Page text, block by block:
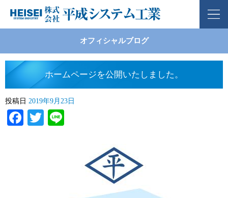
オフィシャルブログ
ホームページを公開いたしました。
投稿日 2019年9月23日
Facebook
Twitter